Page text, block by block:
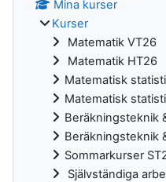
Mina kurser
Kurser
Matematik VT26
Matematik HT26
Matematisk
Matematisk
Beräkningsteknik
Beräkningsteknik
Sommarkurser
Självständiga